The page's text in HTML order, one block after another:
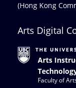
(Hong Kong
Arts Digital
Arts
Faculty of